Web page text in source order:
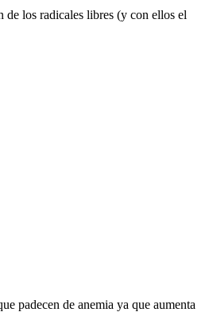
de los radicales libres (y con ellos el
padecen de anemia ya que aumenta